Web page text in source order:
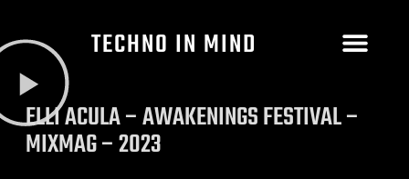
TECHNO IN MIND
ELLI ACULA – AWAKENINGS FESTIVAL –
MIXMAG – 2023